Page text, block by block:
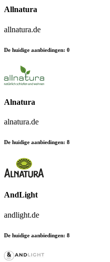
Allnatura
allnatura.de
De huidige aanbiedingen: 0
Alnatura
alnatura.de
De huidige aanbiedingen: 8
AndLight
andlight.de
De huidige aanbiedingen: 8